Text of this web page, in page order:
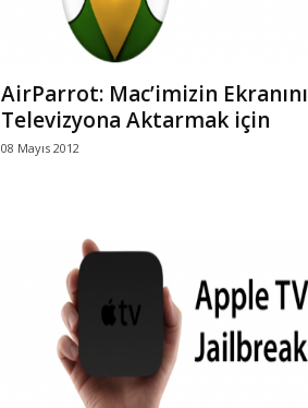
AirParrot: Mac’imizin Ekranını
Televizyona Aktarmak için
08 Mayıs 2012